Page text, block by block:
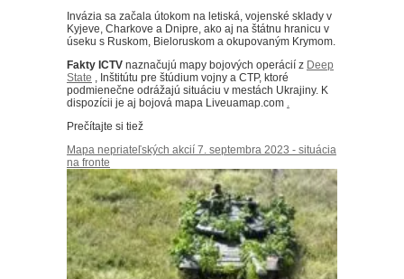
Invázia sa začala útokom na letiská, vojenské sklady v
Kyjeve, Charkove a Dnipre, ako aj na štátnu hranicu v
úseku s Ruskom, Bieloruskom a okupovaným Krymom.
Fakty ICTV naznačujú mapy bojových operácií z Deep
State , Inštitútu pre štúdium vojny a CTP, ktoré
podmienečne odrážajú situáciu v mestách Ukrajiny. K
dispozícii je aj bojová mapa Liveuamap.com .
Prečítajte si tiež
Mapa nepriateľských akcií 7. septembra 2023 - situácia
na fronte